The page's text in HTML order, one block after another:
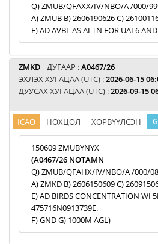
Q) ZMUB/QFAXX/IV/NBO/A /000/
A) ZMUB B) 2606190626 C)
E) AD AVBL AS ALTN FOR UAL6
ZMKD ДУГААР :A0467/26
ЭХЛЭХ ХУГАЦАА (UTC) :2026-06-15
ДУУСАХ ХУГАЦАА (UTC) :2026-09-15
ICAO НӨХЦӨЛ ХӨРВҮҮЛСЭН
150609 ZMUBYNYX
(A0467/26 NOTAMN
Q) ZMUB/QFAHX/IV/NBO/A /000/
A) ZMKD B) 2606150609 C)
E) AD BIRDS CONCENTRATION WI
475716N0913739E.
F) GND G) 1000M AGL)